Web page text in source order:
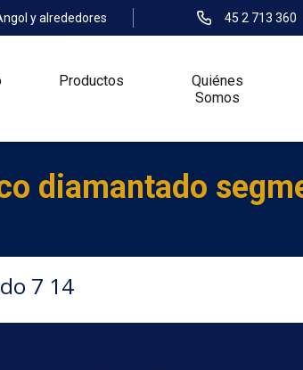
y alrededores 45 2 713 360
Productos
Quiénes
Somos
diamantado
7 14